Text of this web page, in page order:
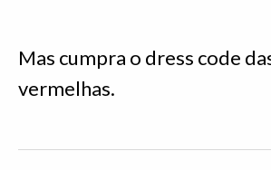
Mas cumpra o dress code
vermelhas.